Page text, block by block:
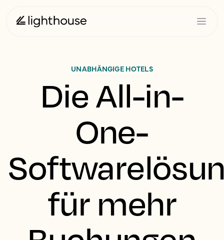
UNABHÄNGIGE HOTELS
Die All-in-
One-
für mehr